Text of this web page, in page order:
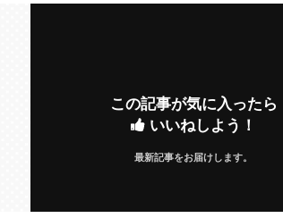
この記事が気に入ったら
いいねしよう！
最新記事をお届けします。